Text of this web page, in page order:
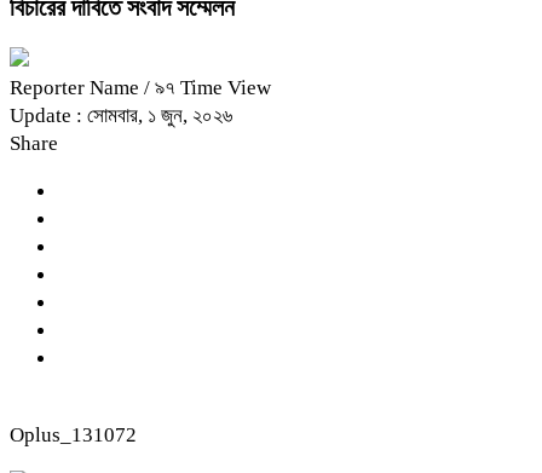
বিচারের দাবিতে সংবাদ সম্মেলন
Reporter Name / ৯৭ Time View
Update : সোমবার, ১ জুন, ২০২৬
Share
Oplus_131072